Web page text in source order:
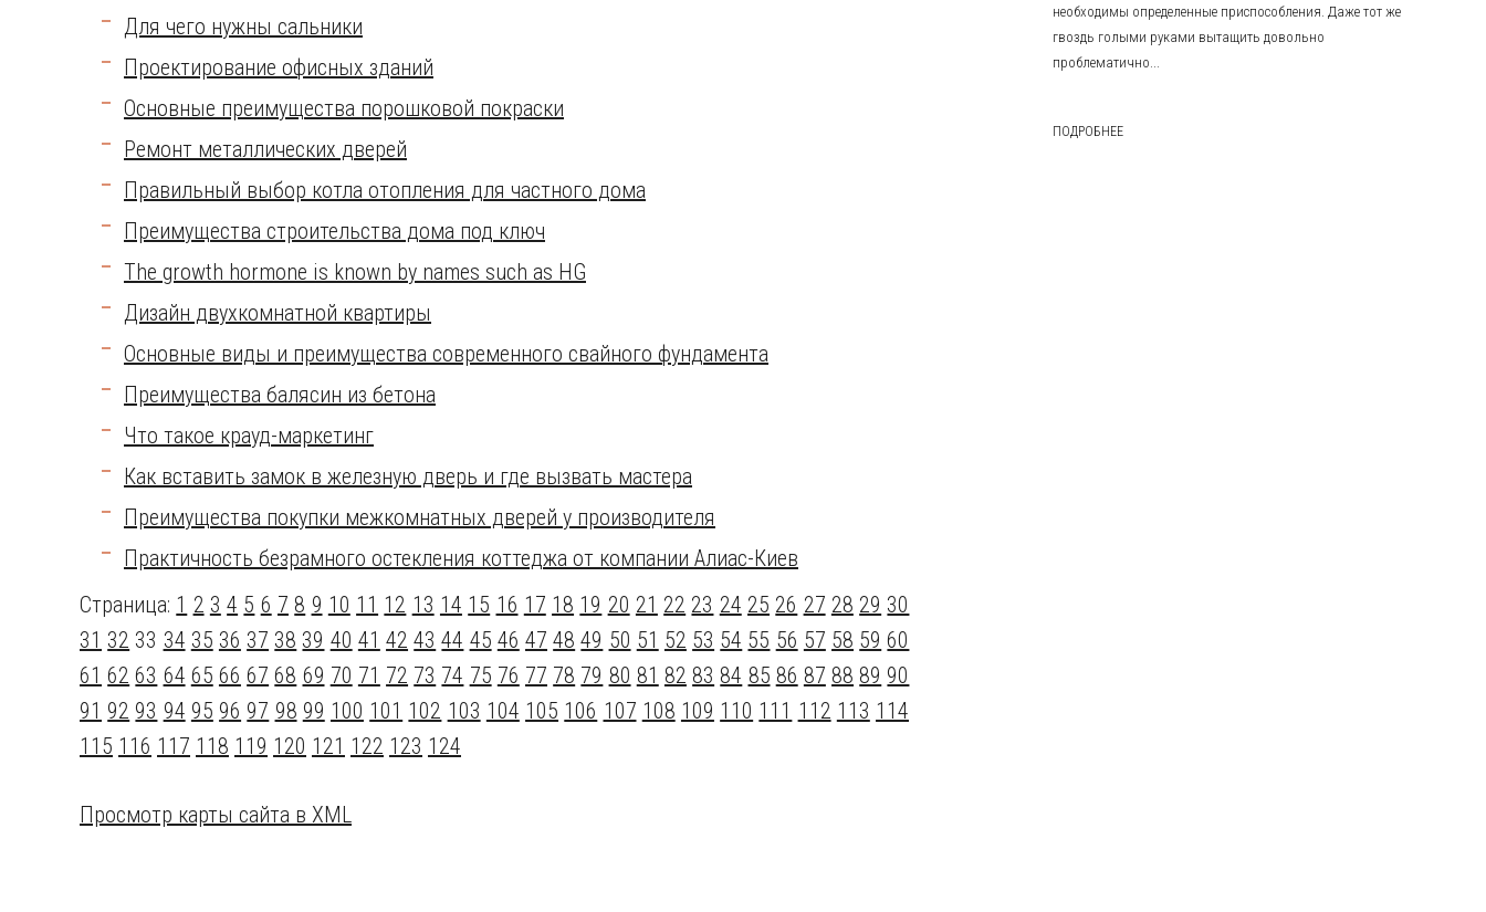
Для чего нужны сальники
Проектирование офисных зданий
Основные преимущества порошковой покраски
Ремонт металлических дверей
Правильный выбор котла отопления для частного дома
Преимущества строительства дома под ключ
The growth hormone is known by names such as HG
Дизайн двухкомнатной квартиры
Основные виды и преимущества современного свайного фундамента
Преимущества балясин из бетона
Что такое крауд-маркетинг
Как вставить замок в железную дверь и где вызвать мастера
Преимущества покупки межкомнатных дверей у производителя
Практичность безрамного остекления коттеджа от компании Алиас-Киев
Страница: 1 2 3 4 5 6 7 8 9 10 11 12 13 14 15 16 17 18 19 20 21 22 23 24 25 26 27 28 29 30
31 32 33 34 35 36 37 38 39 40 41 42 43 44 45 46 47 48 49 50 51 52 53 54 55 56 57 58 59 60
61 62 63 64 65 66 67 68 69 70 71 72 73 74 75 76 77 78 79 80 81 82 83 84 85 86 87 88 89 90
91 92 93 94 95 96 97 98 99 100 101 102 103 104 105 106 107 108 109 110 111 112 113 114
115 116 117 118 119 120 121 122 123 124
Просмотр карты сайта в XML
необходимы определенные приспособления. Даже тот же
гвоздь голыми руками вытащить довольно
проблематично...
ПОДРОБНЕЕ